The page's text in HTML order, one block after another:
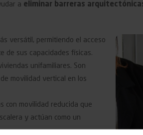
a eliminar barreras
versátil, permitiendo el acceso
de sus capacidades físicas.
unifamiliares. Son
movilidad vertical en los
con movilidad reducida que
y actúan como un